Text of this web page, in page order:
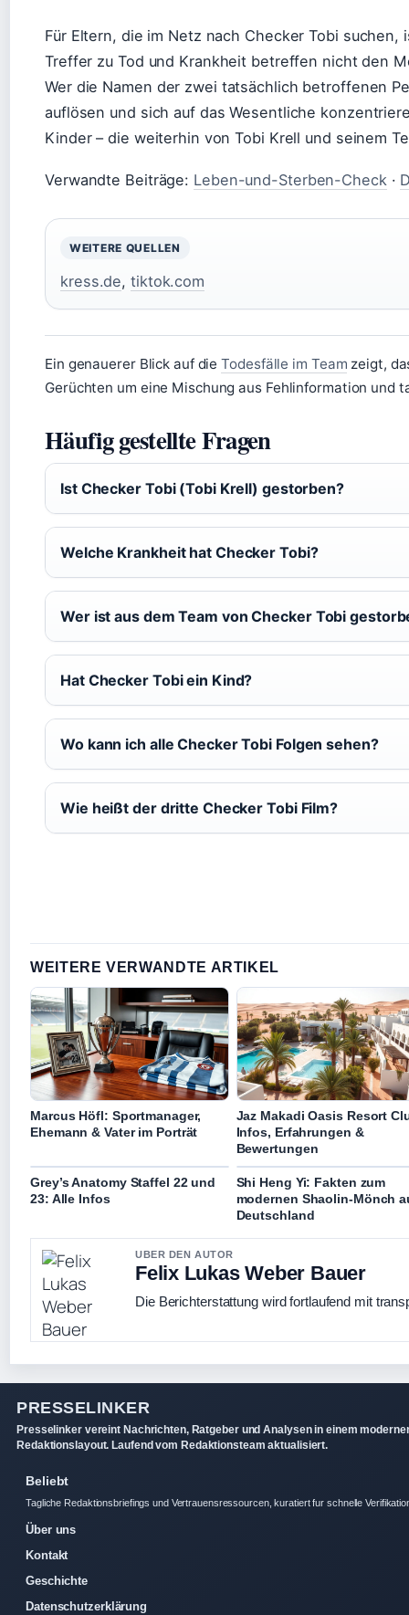
Für Eltern, die im Netz nach Checker Tobi
Treffer zu Tod und Krankheit betreffen nicht den
Wer die Namen der zwei tatsächlich betroffenen
auflösen und sich auf das Wesentliche
Kinder – die weiterhin von Tobi Krell und seinem
Verwandte Beiträge: Leben-und-Sterben-Check·
WEITERE QUELLEN
kress.de,tiktok.com
Ein genauerer Blick auf dieTodesfälle im Team zeigt,
Gerüchten um eine Mischung aus Fehlinformation und
Häufig gestellte Fragen
Ist Checker Tobi (Tobi Krell) gestorben?
Welche Krankheit hat Checker Tobi?
Wer ist aus dem Team von Checker Tobi
Hat Checker Tobi ein Kind?
Wo kann ich alle Checker Tobi Folgen sehen?
Wie heißt der dritte Checker Tobi Film?
WEITERE VERWANDTE ARTIKEL
Marcus Höfl: Sportmanager,
Ehemann & Vater im Porträt
Jaz Makadi Oasis Resort
Infos, Erfahrungen &
Bewertungen
Grey’s Anatomy Staffel 22 und
23: Alle Infos
Shi Heng Yi: Fakten zum
modernen Shaolin-Mönch
Deutschland
UBER DEN AUTOR
Felix Lukas Weber Bauer
Die Berichterstattung wird fortlaufend mit
PRESSELINKER
Presselinker vereint Nachrichten, Ratgeber und Analysen in einem
Redaktionslayout. Laufend vom Redaktionsteam aktualisiert.
Beliebt
Tagliche Redaktionsbriefings und Vertrauensressourcen, kuratiert fur schnelle
Über uns
Kontakt
Geschichte
Datenschutzerklärung